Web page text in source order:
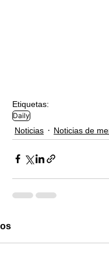
Etiquetas:
Daily
Noticias Noticias de